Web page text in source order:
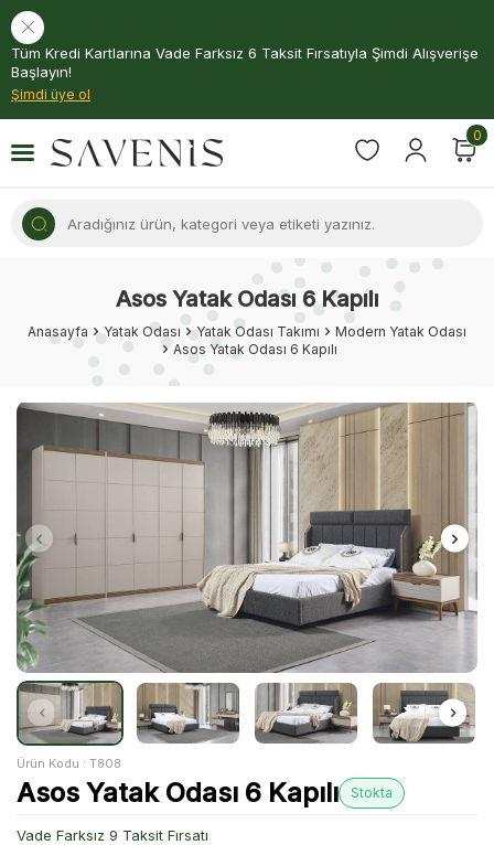
Tüm Kredi Kartlarına Vade Farksız 6 Taksit Fırsatıyla Şimdi Alışverişe
Başlayın!
Şimdi üye ol
0
Asos Yatak Odası 6 Kapılı
Anasayfa Yatak Odası Yatak Odası Takımı
Modern Yatak Odası
Asos Yatak Odası 6 Kapılı
Ürün Kodu : T808
Asos Yatak Odası 6 Kapılı Stokta
Vade Farksız 9 Taksit Fırsatı